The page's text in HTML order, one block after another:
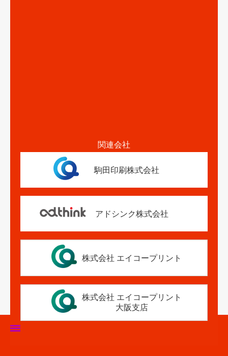
関連会社
駒田印刷株式会社
アドシンク株式会社
株式会社 エイコープリント
株式会社 エイコープリント
大阪支店